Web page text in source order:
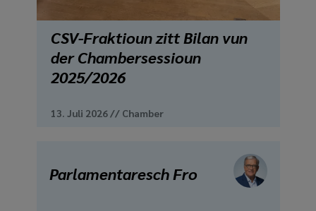
CSV-Fraktioun zitt Bilan vun
der Chambersessioun
2025/2026
13. Juli 2026 // Chamber
Parlamentaresch Fro